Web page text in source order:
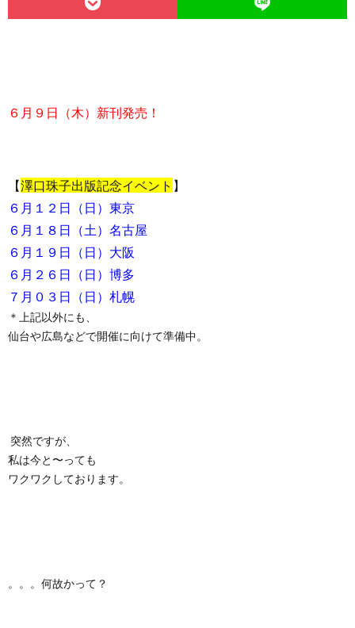
６月９日（木）新刊発売！
【澤口珠子出版記念イベント 】
６月１２日（日）東京
６月１８日（土）名古屋
６月１９日（日）大阪
６月２６日（日）博多
７月０３日（日）札幌
＊上記以外にも、
仙台や広島などで開催に向けて準備中。
突然ですが、
私は今と〜っても
ワクワクしております。
。。。何故かって？